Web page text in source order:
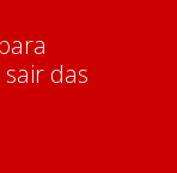
das